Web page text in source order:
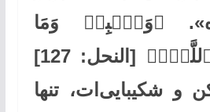
﴿وَٱصۡبِرۡ وَمَا
صَبۡرُكَ إِلَّا بِٱللَّهِۚ﴾ [النحل: 127]
و شکیبایی‌ات، تنها